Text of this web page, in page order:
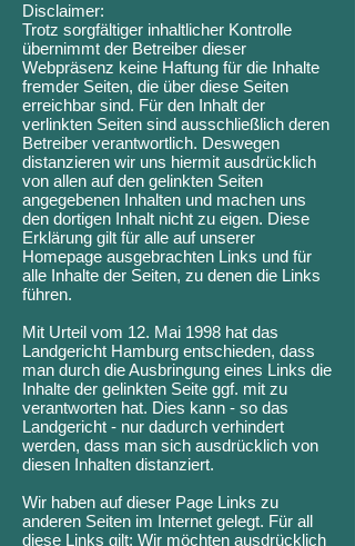
Disclaimer:
Trotz sorgfältiger inhaltlicher Kontrolle
übernimmt der Betreiber dieser
Webpräsenz keine Haftung für die Inhalte
fremder Seiten, die über diese Seiten
erreichbar sind. Für den Inhalt der
verlinkten Seiten sind ausschließlich deren
Betreiber verantwortlich. Deswegen
distanzieren wir uns hiermit ausdrücklich
von allen auf den gelinkten Seiten
angegebenen Inhalten und machen uns
den dortigen Inhalt nicht zu eigen. Diese
Erklärung gilt für alle auf unserer
Homepage ausgebrachten Links und für
alle Inhalte der Seiten, zu denen die Links
führen.
Mit Urteil vom 12. Mai 1998 hat das
Landgericht Hamburg entschieden, dass
man durch die Ausbringung eines Links die
Inhalte der gelinkten Seite ggf. mit zu
verantworten hat. Dies kann - so das
Landgericht - nur dadurch verhindert
werden, dass man sich ausdrücklich von
diesen Inhalten distanziert.
Wir haben auf dieser Page Links zu
anderen Seiten im Internet gelegt. Für all
diese Links gilt: Wir möchten ausdrücklich